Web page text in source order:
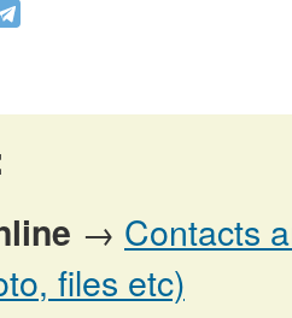
→ Contacts
files etc)